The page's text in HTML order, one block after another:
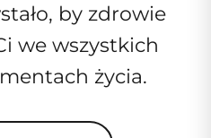
by zdrowie
we wszystkich
życia.